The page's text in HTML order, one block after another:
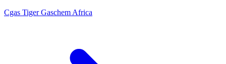
Cgas Tiger Gaschem Africa